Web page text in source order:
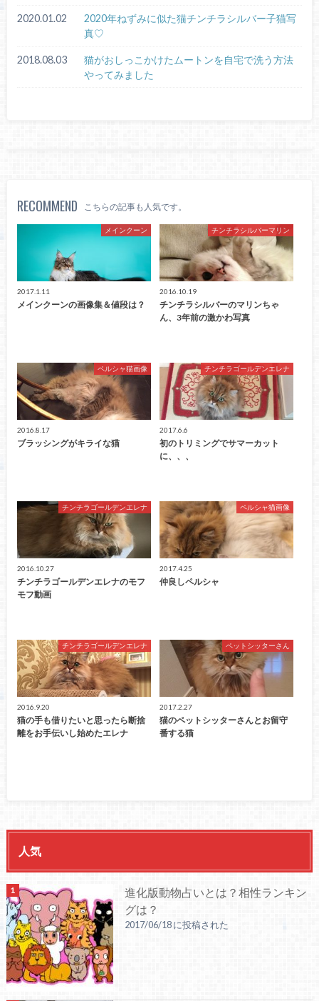
2020.01.02
2020年ねずみに似た猫チンチラシルバー子猫写
真♡
2018.08.03
猫がおしっこかけたムートンを自宅で洗う方法
やってみました
RECOMMEND こちらの記事も人気です。
メインクーン
2017.1.11
メインクーンの画像集＆値段は？
チンチラシルバーマリン
2016.10.19
チンチラシルバーのマリンちゃ
ん、3年前の激かわ写真
ペルシャ猫画像
2016.8.17
ブラッシングがキライな猫
チンチラゴールデンエレナ
2017.6.6
初のトリミングでサマーカット
に、、、
チンチラゴールデンエレナ
2016.10.27
チンチラゴールデンエレナのモフ
モフ動画
ペルシャ猫画像
2017.4.25
仲良しペルシャ
チンチラゴールデンエレナ
2016.9.20
猫の手も借りたいと思ったら断捨
離をお手伝いし始めたエレナ
ペットシッターさん
2017.2.27
猫のペットシッターさんとお留守
番する猫
人気
進化版動物占いとは？相性ランキン
グは？
2017/06/18 に投稿された